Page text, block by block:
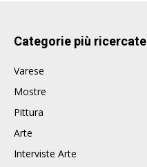
Categorie più ricercate
Varese
Mostre
Pittura
Arte
Interviste Arte